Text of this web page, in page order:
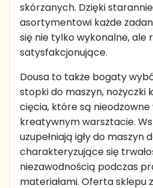
skórzanych. Dzięki
asortymentowi każde
się nie tylko wykonalne, ale
satysfakcjonujące.
Dousa to także bogaty
stopki do maszyn, nożyczki
cięcia, które są nieodzowne
kreatywnym warsztacie.
uzupełniają igły do maszyn
charakteryzujące się
niezawodnością podczas
materiałami. Oferta sklepu